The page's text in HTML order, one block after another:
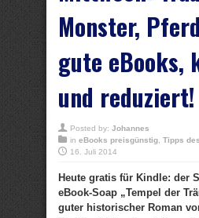
Monster,
gute eBooks,
und reduziert!
Posted by: Johannes
in eBooks preisgünstig Tipps
16. Juli 2014
Heute gratis für Kindle: der
eBook-Soap „Tempel der
guter historischer Roman